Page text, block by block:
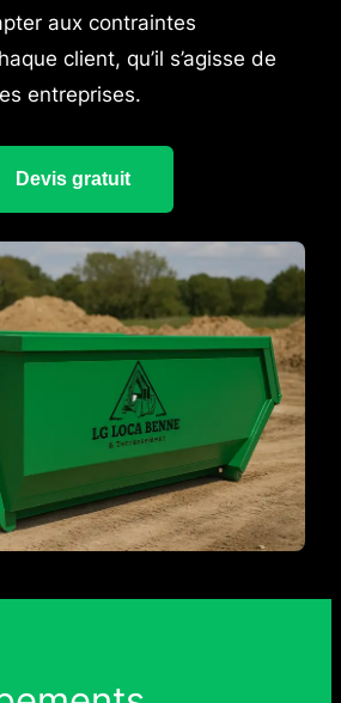
aux contraintes
client, qu’il s’agisse de
entreprises.
Devis gratuit